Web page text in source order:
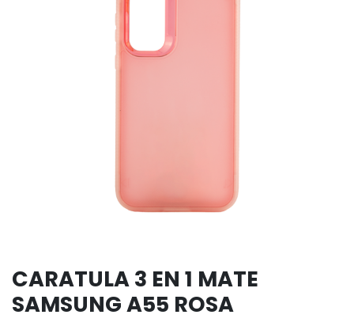
CARATULA 3 EN 1 MATE
SAMSUNG A55 ROSA